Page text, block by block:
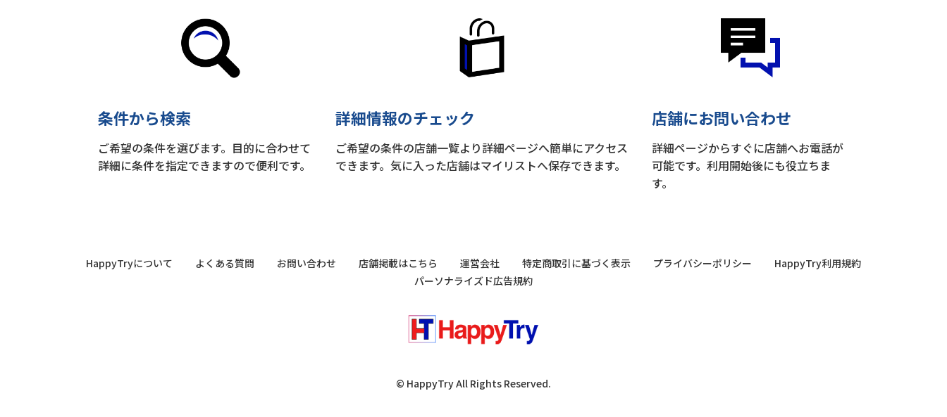
条件から検索
ご希望の条件を選びます。目的に合わせて
詳細に条件を指定できますので便利です。
詳細情報のチェック
ご希望の条件の店舗一覧より詳細ページへ簡単にアクセス
できます。気に入った店舗はマイリストへ保存できます。
店舗にお問い合わせ
詳細ページからすぐに店舗へお電話が
可能です。利用開始後にも役立ちま
す。
HappyTryについて よくある質問 お問い合わせ 店舗掲載はこちら 運営会社 特定商取引に基づく表示 プライバシーポリシー
HappyTry利用規約
パーソナライズド広告規約
© HappyTry All Rights Reserved.